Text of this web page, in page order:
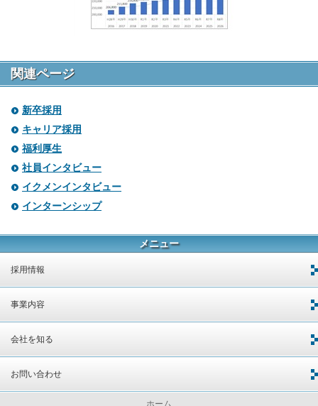
関連ページ
新卒採用
キャリア採用
福利厚生
社員インタビュー
イクメンインタビュー
インターンシップ
メニュー
採用情報
事業内容
会社を知る
お問い合わせ
ホーム